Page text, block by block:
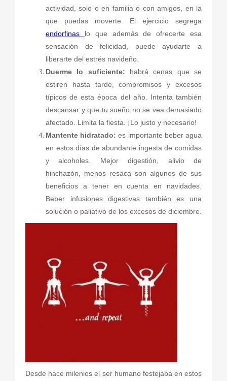
actividad, solo o en familia o con amigos, en la
que puedas moverte. El ejercicio segrega
endorfinas lo que además de ofrecerte esa
sensación de felicidad, puede ayudarte a
liberarte del estrés navideño.
Duerme lo suficiente: habrá cenas que se
estiren hasta tarde, compromisos y excesos
típicos de esta época del año. Intenta también
descansar y que tu sueño no se vea demasiado
afectado. Limita la fiesta. ¡Lo justo y necesario!
Mantente hidratado: es importante beber agua
en estos días de abundante ingesta de comidas
y alcoholes. Mejor digestión, alivio de
hinchazón, menos resaca son algunos de sus
beneficios a tener en cuenta en navidades.
Beber infusiones digestivas también es una
solución o paliativo de los excesos de diciembre.
Desde hace milenios el ser humano festejaba en estos